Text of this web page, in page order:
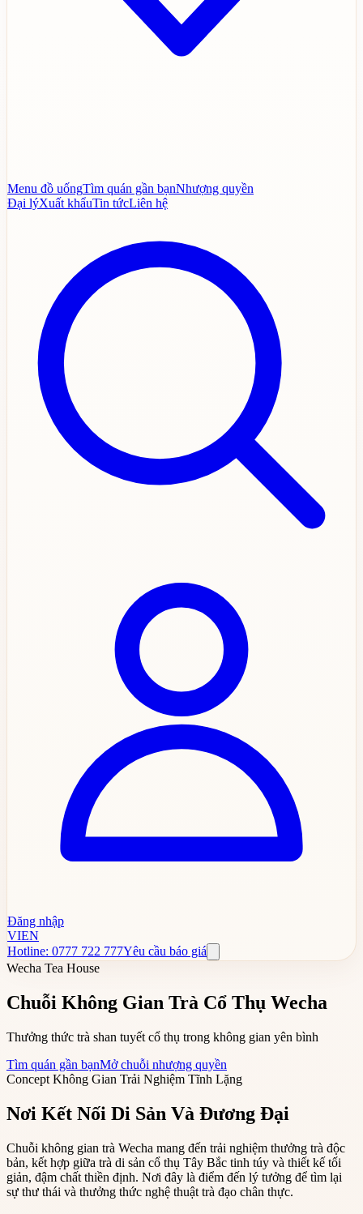
Menu đồ uốngTìm quán gần bạnNhượng quyền
Đại lýXuất khẩuTin tứcLiên hệ
Đăng nhập
VIEN
Hotline: 0777 722 777Yêu cầu báo giá
Wecha Tea House
Chuỗi Không Gian Trà Cổ Thụ Wecha
Thưởng thức trà shan tuyết cổ thụ trong không gian yên bình
Tìm quán gần bạnMở chuỗi nhượng quyền
Concept Không Gian Trải Nghiệm Tĩnh Lặng
Nơi Kết Nối Di Sản Và Đương Đại
Chuỗi không gian trà Wecha mang đến trải nghiệm thưởng trà độc
bản, kết hợp giữa trà di sản cổ thụ Tây Bắc tinh túy và thiết kế tối
giản, đậm chất thiền định. Nơi đây là điểm đến lý tưởng để tìm lại
sự thư thái và thưởng thức nghệ thuật trà đạo chân thực.